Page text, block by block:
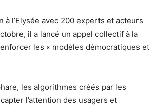
à l’Elysée avec 200 experts et acteurs
il a lancé un appel collectif à la
les « modèles démocratiques et
les algorithmes créés par les
l’attention des usagers et